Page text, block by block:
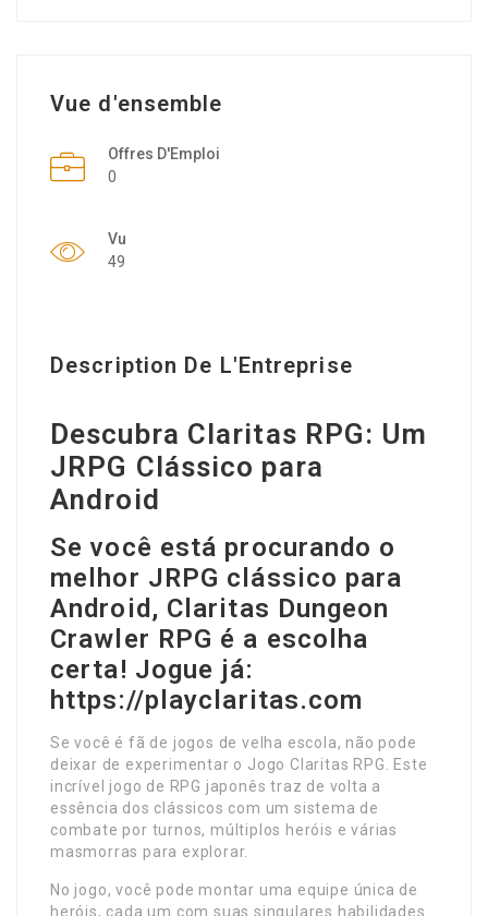
Vue d'ensemble
Offres D'Emploi
0
Vu
49
Description De L'Entreprise
Descubra Claritas RPG: Um
JRPG Clássico para
Android
Se você está procurando o
melhor JRPG clássico para
Android, Claritas Dungeon
Crawler RPG é a escolha
certa! Jogue já:
https://playclaritas.com
Se você é fã de jogos de velha escola, não pode
deixar de experimentar o Jogo Claritas RPG. Este
incrível jogo de RPG japonês traz de volta a
essência dos clássicos com um sistema de
combate por turnos, múltiplos heróis e várias
masmorras para explorar.
No jogo, você pode montar uma equipe única de
heróis, cada um com suas singulares habilidades